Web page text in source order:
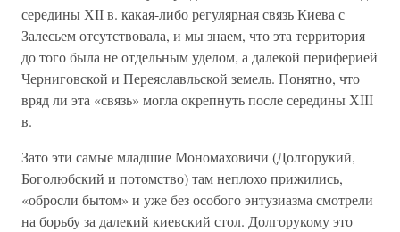
середины ХІІ в. какая-либо регулярная связь Киева с
Залесьем отсутствовала, и мы знаем, что эта территория
до того была не отдельным уделом, а далекой периферией
Черниговской и Переяславльской земель. Понятно, что
вряд ли эта «связь» могла окрепнуть после середины ХІІІ
в.
Зато эти самые младшие Мономаховичи (Долгорукий,
Боголюбский и потомство) там неплохо прижились,
«обросли бытом» и уже без особого энтузиазма смотрели
на борьбу за далекий киевский стол. Долгорукому это